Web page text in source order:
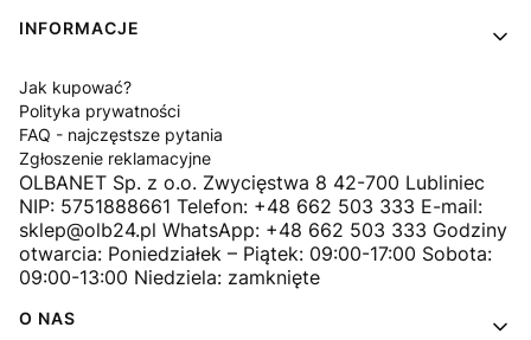
INFORMACJE
Jak kupować?
Polityka prywatności
FAQ - najczęstsze pytania
Zgłoszenie reklamacyjne
OLBANET Sp. z o.o. Zwycięstwa 8 42-700 Lubliniec
NIP: 5751888661 Telefon: +48 662 503 333 E-mail:
sklep@olb24.pl WhatsApp: +48 662 503 333 Godziny
otwarcia: Poniedziałek – Piątek: 09:00-17:00 Sobota:
09:00-13:00 Niedziela: zamknięte
O NAS